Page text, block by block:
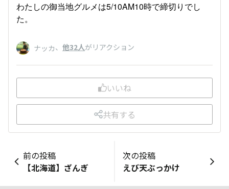
わたしの御当地グルメは5/10AM10時で締切りでし
た。
ナッカ、 他32人がリアクション
いいね
共有する
前の投稿
【北海道】ざんぎ
次の投稿
えび天ぶっかけ